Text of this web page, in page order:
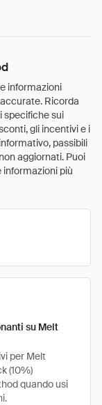
informazioni
Ricorda
specifiche sui
gli incentivi e i
passibili
aggiornati. Puoi
più
su Melt
per Melt
(10%)
quando usi